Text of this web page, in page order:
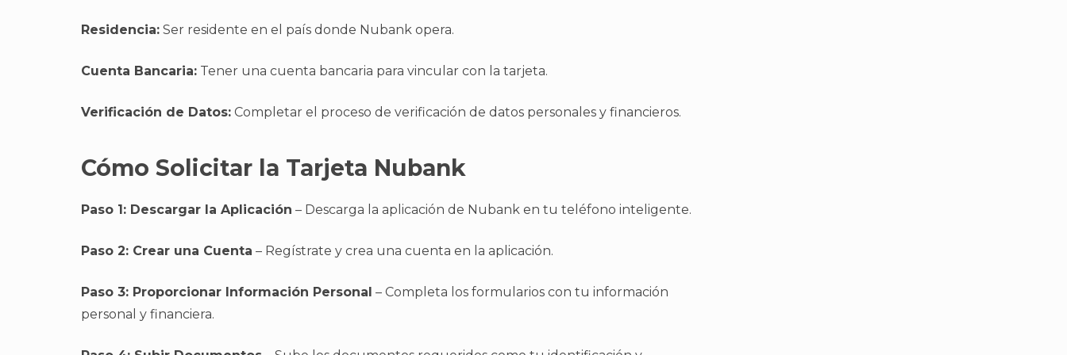
Residencia: Ser residente en el país donde Nubank opera.
Cuenta Bancaria: Tener una cuenta bancaria para vincular con la tarjeta.
Verificación de Datos: Completar el proceso de verificación de datos personales y financieros.
Cómo Solicitar la Tarjeta Nubank
Paso 1: Descargar la Aplicación – Descarga la aplicación de Nubank en tu teléfono inteligente.
Paso 2: Crear una Cuenta – Regístrate y crea una cuenta en la aplicación.
Paso 3: Proporcionar Información Personal – Completa los formularios con tu información
personal y financiera.